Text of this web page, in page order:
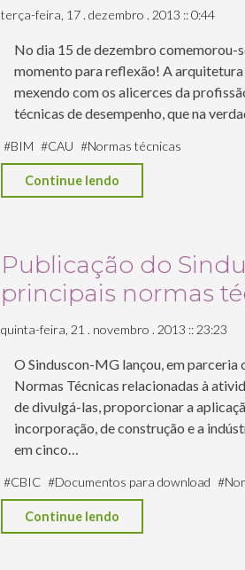
obras
edificações
–
ABNT
NBR
16.280"
terça-feira, 17 . dezembro . 2013 :: 0:44
No dia 15 de dezembro
momento para reflexão! A arquitetura
mexendo com os alicerces da
técnicas de desempenho, que na
#BIM #CAU #Normas técnicas
Continue lendo
Publicação do
principais normas
quinta-feira, 21 . novembro . 2013 :: 23:23
O Sinduscon-MG lançou, em parceria
Normas Técnicas relacionadas à
de divulgá-las, proporcionar a
incorporação, de construção e a
em cinco…
#CBIC #Documentos para download #
Continue lendo